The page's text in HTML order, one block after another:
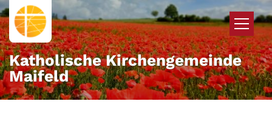
Zum Inhalt springen
Katholische Kirchengemeinde
Maifeld